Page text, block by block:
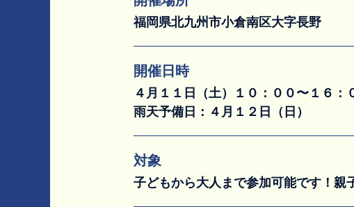
福岡県北九州市小倉南区大字長野
開催日時
４月１１日（土）１０：００〜１６：
雨天予備日：４月１２日（日）
対象
子どもから大人まで参加可能です！親